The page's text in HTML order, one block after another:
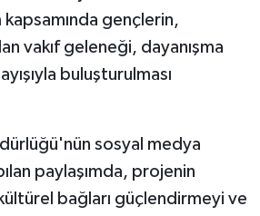
gençlerin,
vakıf geleneği, dayanışma
buluşturulması
sosyal medya
paylaşımda, projenin
bağları güçlendirmeyi ve